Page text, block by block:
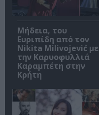
Μήδεια, του
Ευριπίδη από τον
Nikita Milivojević με
την Καρυοφυλλιά
Καραμπέτη στην
Κρήτη